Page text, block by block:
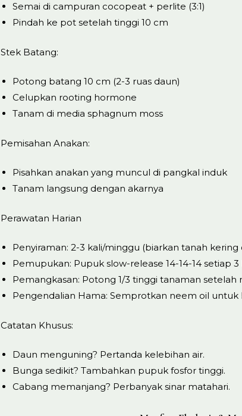
Semai di campuran cocopeat + perlite (3:1)
Pindah ke pot setelah tinggi 10 cm
Stek Batang:
Potong batang 10 cm (2-3 ruas daun)
Celupkan rooting hormone
Tanam di media sphagnum moss
Pemisahan Anakan:
Pisahkan anakan yang muncul di pangkal induk
Tanam langsung dengan akarnya
Perawatan Harian
Penyiraman: 2-3 kali/minggu (biarkan tanah kering
Pemupukan: Pupuk slow-release 14-14-14 setiap
Pemangkasan: Potong 1/3 tinggi tanaman
Pengendalian Hama: Semprotkan neem oil untuk
Catatan Khusus:
Daun menguning? Pertanda kelebihan air.
Bunga sedikit? Tambahkan pupuk fosfor tinggi.
Cabang memanjang? Perbanyak sinar matahari.